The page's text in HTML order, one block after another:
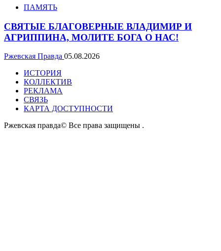
ПАМЯТЬ
СВЯТЫЕ БЛАГОВЕРНЫЕ ВЛАДИМИР И
АГРИППИНА, МОЛИТЕ БОГА О НАС!
Ржевская Правда 05.08.2026
ИСТОРИЯ
КОЛЛЕКТИВ
РЕКЛАМА
СВЯЗЬ
КАРТА ДОСТУПНОСТИ
Ржевская правда© Все права защищены .